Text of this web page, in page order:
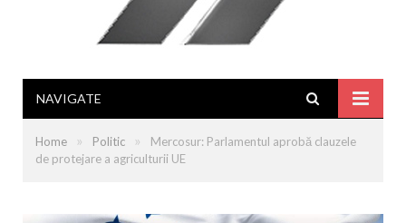
NAVIGATE
Home » Politic »
Mercosur: Parlamentul aprobă clauzele
de protejare a agriculturii UE